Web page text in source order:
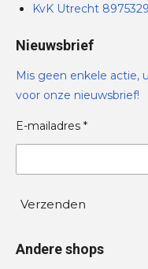
KvK Utrecht
Nieuwsbrief
Mis geen enkele actie,
voor onze nieuwsbrief!
E-mailadres *
Verzenden
Andere shops